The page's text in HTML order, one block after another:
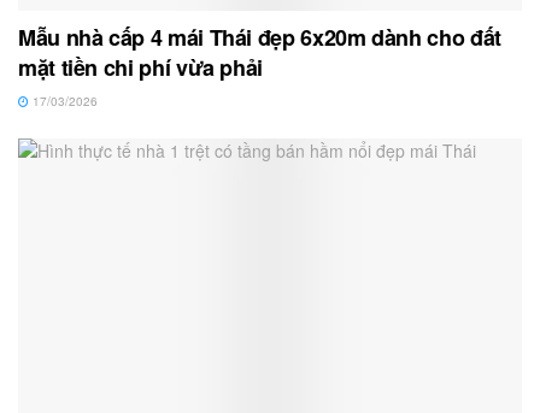
Mẫu nhà cấp 4 mái Thái đẹp 6x20m dành cho đất
mặt tiền chi phí vừa phải
17/03/2026